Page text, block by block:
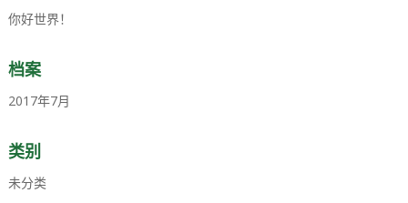
你好世界！
档案
2017年7月
类别
未分类